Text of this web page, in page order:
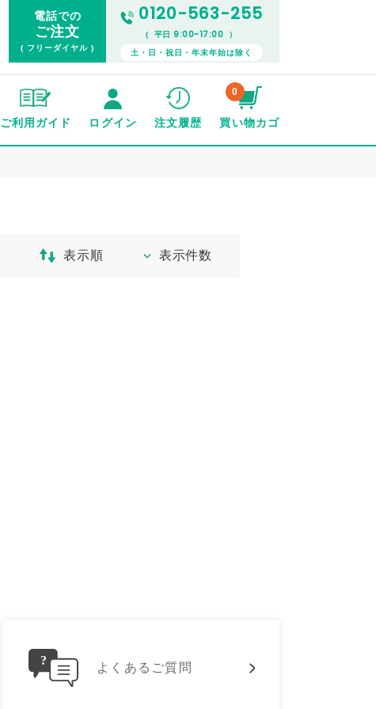
電話での
ご注文
( フリーダイヤル )
0120-563-255
( 平日9:00~17:00 ）
土・日・祝日・年末年始は除く
ご利用ガイド ログイン 注文履歴
0
買い物カゴ
表示順 表示件数
よくあるご質問